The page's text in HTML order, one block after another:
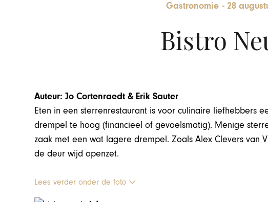
Gastronomie -28
Bistro
Auteur: Jo Cortenraedt & Erik Sauter
Eten in een sterrenrestaurant is voor culinaire liefhebbers
drempel te hoog (financieel of gevoelsmatig). Menige
zaak met een wat lagere drempel. Zoals Alex Clevers van
de deur wijd openzet.
Lees verder onder de foto